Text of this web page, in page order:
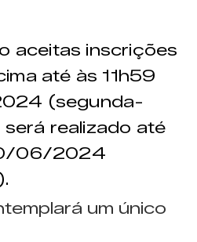
aceitas inscrições
até às 11h59
(segunda-
realizado até
06/2024
um único